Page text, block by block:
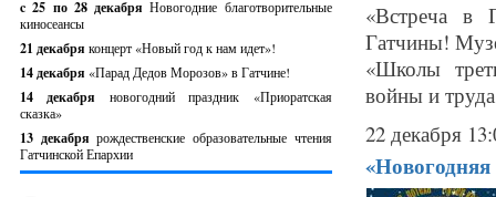
c 25 по 28 декабряНовогодние благотворительные
киносеансы
21 декабря концерт «Новый год к нам идет»!
14 декабря «Парад Дедов Морозов» в Гатчине!
14 декабря новогодний праздник «Приоратская
сказка»
13 декабрярождественские образовательные чтения
Гатчинской Епархии
«Встреча в
Гатчины!
«Школы
войны и
22 декабря